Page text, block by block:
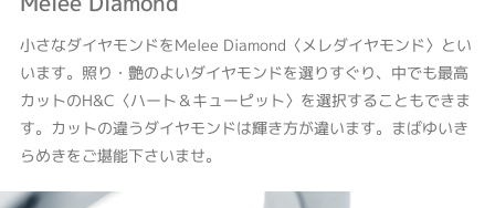
小さなダイヤモンドをMelee Diamond〈メレダイヤモンド〉とい
います。照り・艶のよいダイヤモンドを選りすぐり、中でも最高
カットのH&C〈ハート＆キューピット〉を選択することもできま
す。カットの違うダイヤモンドは輝き方が違います。まばゆいき
らめきをご堪能下さいませ。